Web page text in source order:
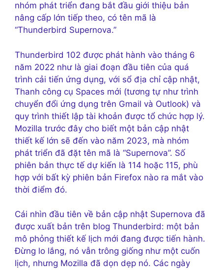
nhóm phát triển đang bắt đầu giới thiệu bản
nâng cấp lớn tiếp theo, có tên mã là
“Thunderbird Supernova.”
Thunderbird 102 được phát hành vào tháng 6
năm 2022 như là giai đoạn đầu tiên của quá
trình cải tiến ứng dụng, với sổ địa chỉ cập nhật,
Thanh công cụ Spaces mới (tương tự như trình
chuyển đổi ứng dụng trên Gmail và Outlook) và
quy trình thiết lập tài khoản được tổ chức hợp lý.
Mozilla trước đây cho biết một bản cập nhật
thiết kế lớn sẽ đến vào năm 2023, mà nhóm
phát triển đã đặt tên mã là “Supernova”. Số
phiên bản thực tế dự kiến ​​là 114 hoặc 115, phù
hợp với bất kỳ phiên bản Firefox nào ra mắt vào
thời điểm đó.
Cái nhìn đầu tiên về bản cập nhật Supernova đã
được xuất bản trên blog Thunderbird: một bản
mô phỏng thiết kế lịch mới đang được tiến hành.
Đừng lo lắng, nó vẫn trông giống như một cuốn
lịch, nhưng Mozilla đã dọn dẹp nó. Các ngày